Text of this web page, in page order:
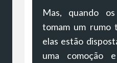
Mas, quando
tomam um rumo
elas estão
uma comoção